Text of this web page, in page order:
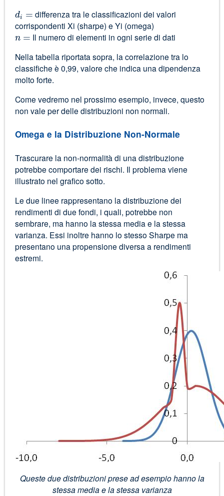
di = differenza tra le classificazioni dei valori
corrispondenti Xi (sharpe) e Yi (omega)
n = Il numero di elementi in ogni serie di dati
Nella tabella riportata sopra, la correlazione tra lo
classifiche è 0,99, valore che indica una dipendenza
molto forte.
Come vedremo nel prossimo esempio, invece, questo
non vale per delle distribuzioni non normali.
Omega e la Distribuzione Non-Normale
Trascurare la non-normalità di una distribuzione
potrebbe comportare dei rischi. Il problema viene
illustrato nel grafico sotto.
Le due linee rappresentano la distribuzione dei
rendimenti di due fondi, i quali, potrebbe non
sembrare, ma hanno la stessa media e la stessa
varianza. Essi inoltre hanno lo stesso Sharpe ma
presentano una propensione diversa a rendimenti
estremi.
Queste due distribuzioni prese ad esempio hanno la
stessa media e la stessa varianza